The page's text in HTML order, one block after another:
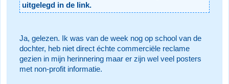
uitgelegd in de link.
Ja, gelezen. Ik was van de week nog op school van de
dochter, heb niet direct échte commerciële reclame
gezien in mijn herinnering maar er zijn wel veel posters
met non-profit informatie.